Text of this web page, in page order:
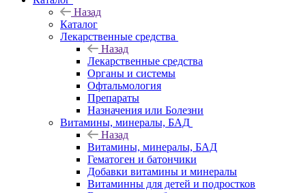
Назад
Каталог
Лекарственные средства
Назад
Лекарственные средства
Органы и системы
Офтальмология
Препараты
Назначения или Болезни
Витамины, минералы, БАД
Назад
Витамины, минералы, БАД
Гематоген и батончики
Добавки витамины и минералы
Витаминны для детей и подростков